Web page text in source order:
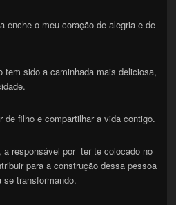
enche o meu coração de alegria e de
tem sido a caminhada mais deliciosa,
de filho e compartilhar a vida contigo.
a responsável por ter te colocado no
para a construção dessa pessoa
transformando.